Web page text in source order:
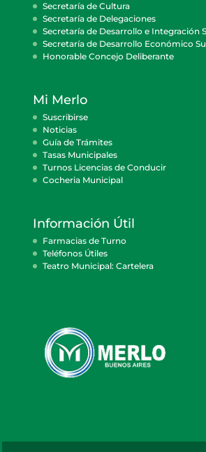
Secretaría de Cultura
Secretaría de Delegaciones
Secretaría de Desarrollo e Integración
Secretaría de Desarrollo Económico
Honorable Concejo Deliberante
Mi Merlo
Suscribirse
Noticias
Guía de Trámites
Tasas Municipales
Turnos Licencias de Conducir
Cocheria Municipal
Información Útil
Farmacias de Turno
Teléfonos Útiles
Teatro Municipal: Cartelera